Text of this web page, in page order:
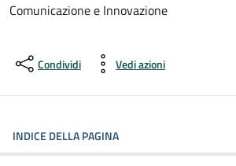
Comunicazione e Innovazione
Condividi Vedi azioni
INDICE DELLA PAGINA